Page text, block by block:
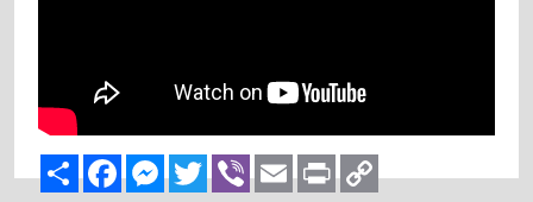
ShareFacebook
Messenger
Twitter
ViberEmailPrint
Link